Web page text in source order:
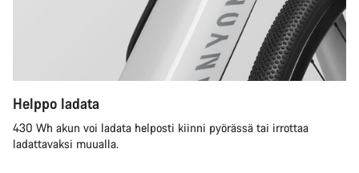
Helppo ladata
430 Wh akun voi ladata helposti kiinni pyörässä tai irrottaa
ladattavaksi muualla.